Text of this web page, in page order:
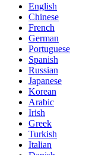
English
Chinese
French
German
Portuguese
Spanish
Russian
Japanese
Korean
Arabic
Irish
Greek
Turkish
Italian